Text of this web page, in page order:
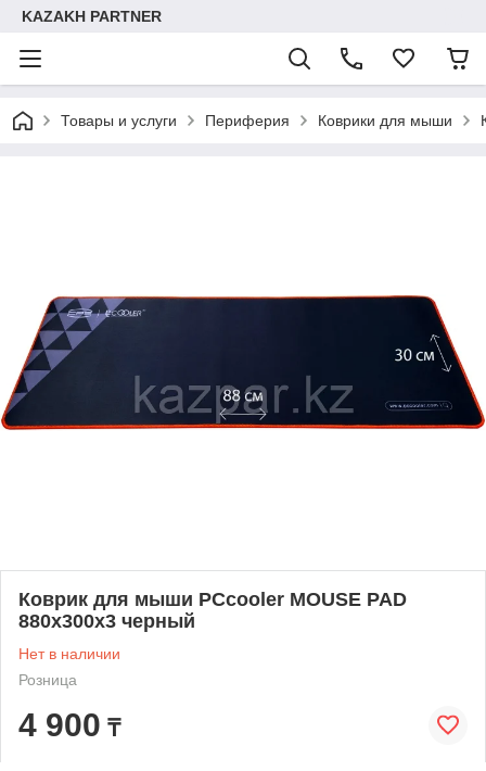
KAZAKH PARTNER
Товары и услуги Периферия Коврики для мыши
Коврик для мыши PCcooler MOUSE PAD
880x300x3 черный
Нет в наличии
Розница
4 900 ₸